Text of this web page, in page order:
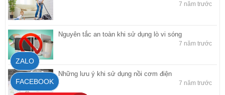
7 năm trước
Nguyên tắc an toàn khi sử dụng lò vi sóng
7 năm trước
Những lưu ý khi sử dụng nồi cơm điện
7 năm trước
ZALO
FACEBOOK